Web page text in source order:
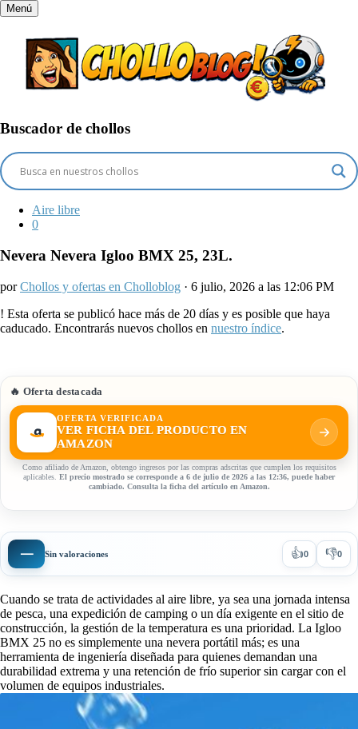
Menú
Buscador de chollos
Aire libre
0
Nevera Nevera Igloo BMX 25, 23L.
porChollos y ofertas en Cholloblog · 6 julio, 2026 a las 12:06 PM
! Esta oferta se publicó hace más de 20 días y es posible que haya
caducado. Encontrarás nuevos chollos en nuestro índice.
🔥 Oferta destacada
OFERTA VERIFICADA
VER FICHA DEL PRODUCTO EN
AMAZON
Como afiliado de Amazon, obtengo ingresos por las compras adscritas que cumplen los requisitos
aplicables. El precio mostrado se corresponde a 6 de julio de 2026 a las 12:36, puede haber
cambiado. Consulta la ficha del artículo en Amazon.
— Sin valoraciones 👍0 👎0
Cuando se trata de actividades al aire libre, ya sea una jornada intensa
de pesca, una expedición de camping o un día exigente en el sitio de
construcción, la gestión de la temperatura es una prioridad. La Igloo
BMX 25 no es simplemente una nevera portátil más; es una
herramienta de ingeniería diseñada para quienes demandan una
durabilidad extrema y una retención de frío superior sin cargar con el
volumen de equipos industriales.